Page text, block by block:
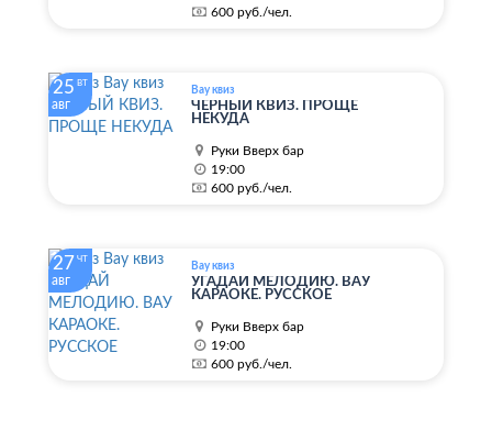
600 руб./чел.
25 ВТ
авг
Вау квиз
ЧЁРНЫЙ КВИЗ. ПРОЩЕ
НЕКУДА
Руки Вверх бар
19:00
600 руб./чел.
27 ЧТ
авг
Вау квиз
УГАДАЙ МЕЛОДИЮ. ВАУ
КАРАОКЕ. РУССКОЕ
Руки Вверх бар
19:00
600 руб./чел.